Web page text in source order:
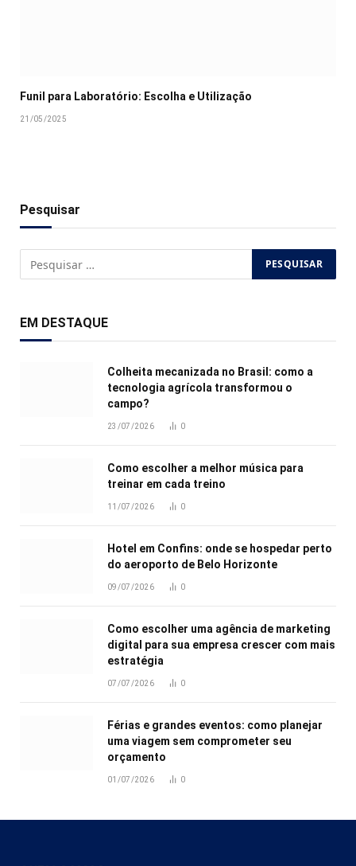
Funil para Laboratório: Escolha e Utilização
21/05/2025
Pesquisar
EM DESTAQUE
Colheita mecanizada no Brasil: como a
tecnologia agrícola transformou o
campo?
23/07/2026 0
Como escolher a melhor música para
treinar em cada treino
11/07/2026 0
Hotel em Confins: onde se hospedar perto
do aeroporto de Belo Horizonte
09/07/2026 0
Como escolher uma agência de marketing
digital para sua empresa crescer com mais
estratégia
07/07/2026 0
Férias e grandes eventos: como planejar
uma viagem sem comprometer seu
orçamento
01/07/2026 0